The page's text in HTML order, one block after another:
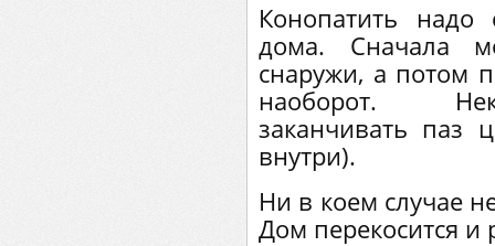
Конопатить надо
дома. Сначала
снаружи, а потом
наоборот.
заканчивать паз
внутри).
Ни в коем случае
Дом перекосится и